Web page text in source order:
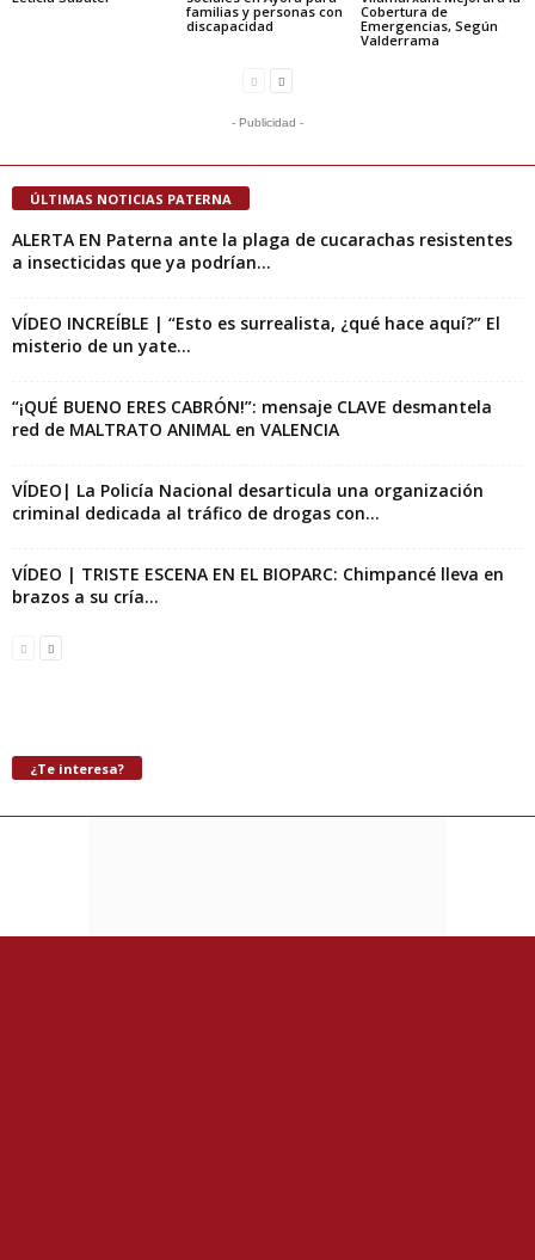
familias y personas con
discapacidad
Cobertura de
Emergencias, Según
Valderrama
- Publicidad -
ÚLTIMAS NOTICIAS PATERNA
ALERTA EN Paterna ante la plaga de cucarachas resistentes
a insecticidas que ya podrían...
VÍDEO INCREÍBLE | “Esto es surrealista, ¿qué hace aquí?” El
misterio de un yate...
“¡QUÉ BUENO ERES CABRÓN!”: mensaje CLAVE desmantela
red de MALTRATO ANIMAL en VALENCIA
VÍDEO| La Policía Nacional desarticula una organización
criminal dedicada al tráfico de drogas con...
VÍDEO | TRISTE ESCENA EN EL BIOPARC: Chimpancé lleva en
brazos a su cría...
¿Te interesa?